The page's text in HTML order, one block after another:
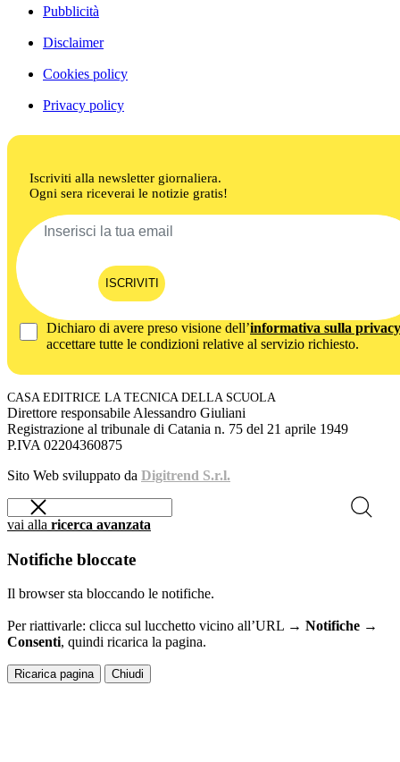
Pubblicità
Disclaimer
Cookies policy
Privacy policy
Iscriviti alla newsletter giornaliera.
Ogni sera riceverai le notizie gratis!
ISCRIVITI
Dichiaro di avere preso visione dell’informativa sulla privacy
accettare tutte le condizioni relative al servizio richiesto.
CASA EDITRICE LA TECNICA DELLA SCUOLA
Direttore responsabile Alessandro Giuliani
Registrazione al tribunale di Catania n. 75 del 21 aprile 1949
P.IVA 02204360875
Sito Web sviluppato da Digitrend S.r.l.
vai alla ricerca avanzata
Notifiche bloccate
Il browser sta bloccando le notifiche.
Per riattivarle: clicca sul lucchetto vicino all’URL → Notifiche →
Consenti, quindi ricarica la pagina.
Ricarica pagina Chiudi